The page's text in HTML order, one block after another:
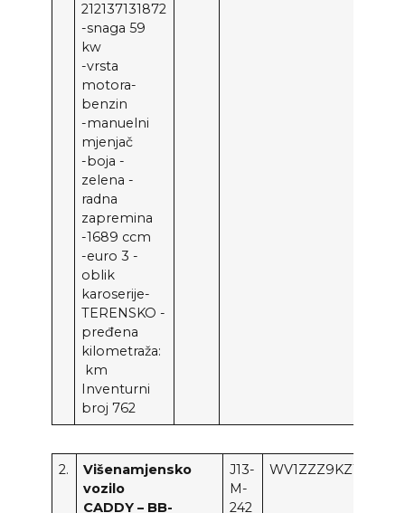
212137131872
-snaga 59
kw
-vrsta
motora-
benzin
-manuelni
mjenjač
-boja -
zelena -
radna
zapremina
-1689 ccm
-euro 3 -
oblik
karoserije-
TERENSKO -
pređena
kilometraža:
km
Inventurni
broj 762
2.
Višenamjensko
vozilo
CADDY – BB-
J13-
M-
242